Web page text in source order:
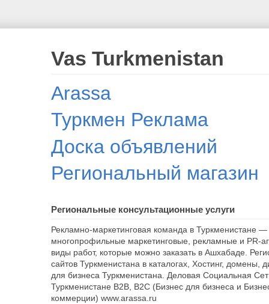
Vas Turkmenistan
Arassa
Туркмен Реклама
Доска объявлений
Региональный магазин
Региональные консультационные услуги
Рекламно-маркетинговая команда в Туркменистане —
многопрофильные маркетинговые, рекламные и PR-
виды работ, которые можно заказать в Ашхабаде.
сайтов Туркменистана в каталогах, Хостинг, домены,
для бизнеса Туркменистана. Деловая Социальная
Туркменистане B2B, B2C (Бизнес для бизнеса и
коммерции) www.arassa.ru